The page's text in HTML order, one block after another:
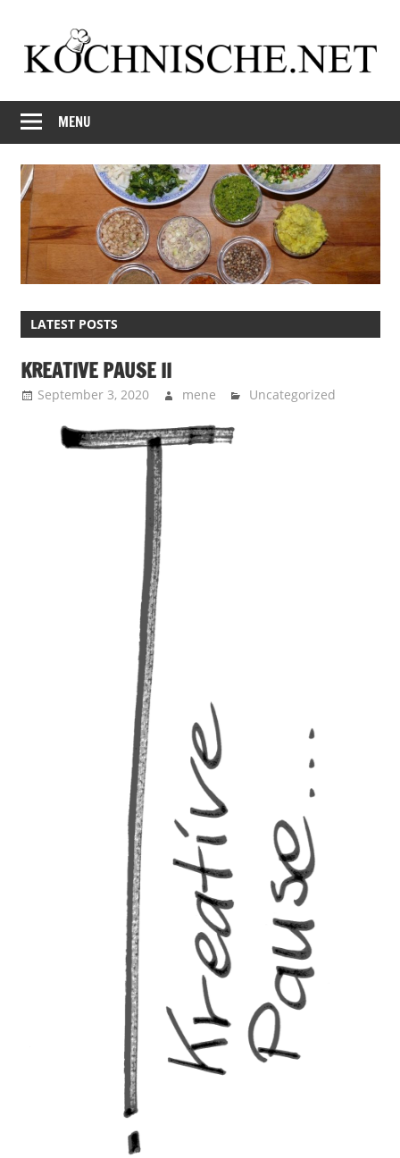
content
Kochnische.net
another
Foodblog
MENU
LATEST POSTS
KREATIVE PAUSE II
September 3, 2020 mene Uncategorized